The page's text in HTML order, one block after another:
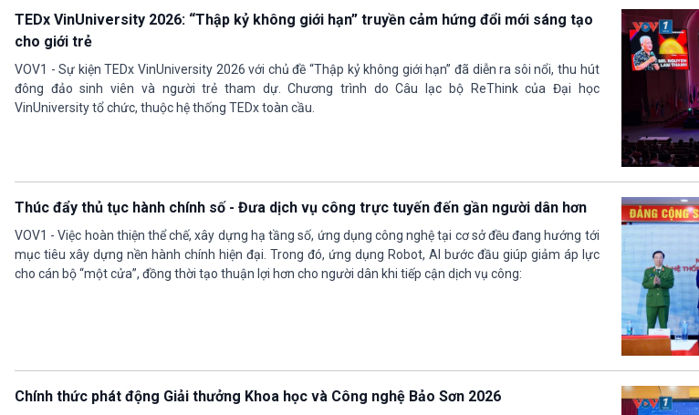
TEDx VinUniversity 2026: “Thập kỷ không giới hạn” truyền cảm hứng đổi mới sáng tạo
cho giới trẻ
VOV1 - Sự kiện TEDx VinUniversity 2026 với chủ đề “Thập kỷ không giới hạn” đã diễn ra sôi nổi, thu hút
đông đảo sinh viên và người trẻ tham dự. Chương trình do Câu lạc bộ ReThink của Đại học
VinUniversity tổ chức, thuộc hệ thống TEDx toàn cầu.
Thúc đẩy thủ tục hành chính số - Đưa dịch vụ công trực tuyến đến gần người dân hơn
VOV1 - Việc hoàn thiện thể chế, xây dựng hạ tầng số, ứng dụng công nghệ tại cơ sở đều đang hướng tới
mục tiêu xây dựng nền hành chính hiện đại. Trong đó, ứng dụng Robot, AI bước đầu giúp giảm áp lực
cho cán bộ “một cửa”, đồng thời tạo thuận lợi hơn cho người dân khi tiếp cận dịch vụ công:
Chính thức phát động Giải thưởng Khoa học và Công nghệ Bảo Sơn 2026